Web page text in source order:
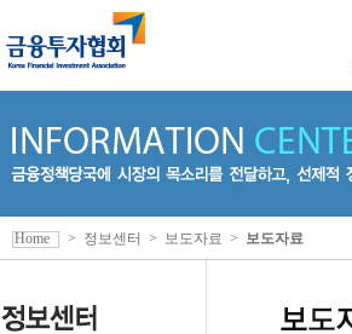
Home > 정보센터 > 보도자료 > 보도자료